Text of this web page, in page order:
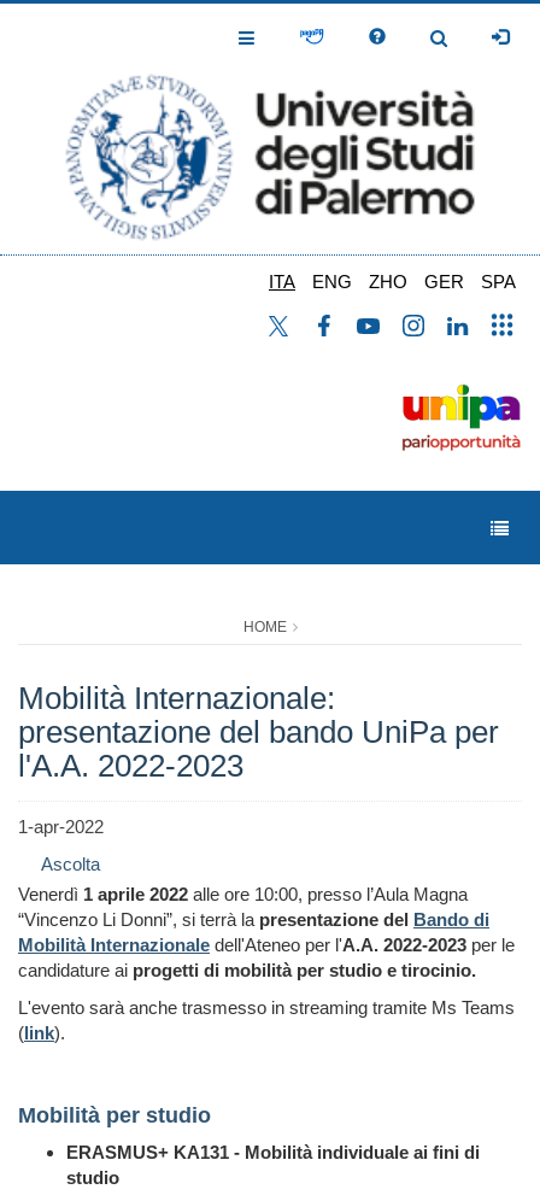
Toggle
Toggle
ITA ENG ZHO GER SPA
HOME
Mobilità Internazionale:
presentazione del bando UniPa per
l'A.A. 2022-2023
1-apr-2022
Ascolta
Venerdì 1 aprile 2022 alle ore 10:00, presso l’Aula Magna
“Vincenzo Li Donni”, si terrà la presentazione del Bando di
Mobilità Internazionale dell'Ateneo per l'A.A. 2022-2023 per le
candidature ai progetti di mobilità per studio e tirocinio.
L'evento sarà anche trasmesso in streaming tramite Ms Teams
(link).
Mobilità per studio
ERASMUS+ KA131 - Mobilità individuale ai fini di
studio